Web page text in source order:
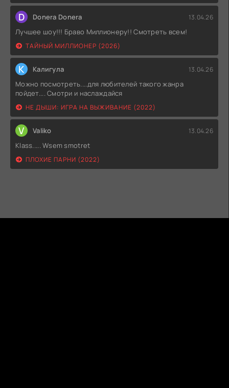
D Donera Donera 13.04.26
Лучшее шоу!!! Браво Миллионеру!! Смотреть всем!
ТАЙНЫЙ МИЛЛИОНЕР (2026)
К Калигула 13.04.26
Можно посмотреть....для любителей такого жанра
пойдет.... Смотри и наслаждайся
НЕ ДЫШИ: ИГРА НА ВЫЖИВАНИЕ (2022)
V Valiko 13.04.26
Klass..... Wsem smotret
ПЛОХИЕ ПАРНИ (2022)